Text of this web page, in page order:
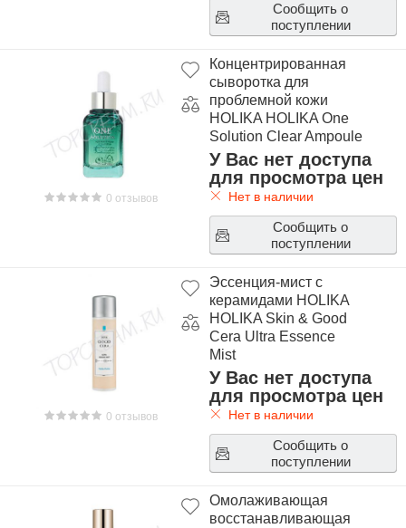
Сообщить о
поступлении
0 отзывов
Концентрированная
сыворотка для
проблемной кожи
HOLIKA HOLIKA One
Solution Clear Ampoule
У Вас нет доступа
для просмотра цен
Нет в наличии
Сообщить о
поступлении
0 отзывов
Эссенция-мист с
керамидами HOLIKA
HOLIKA Skin & Good
Cera Ultra Essence
Mist
У Вас нет доступа
для просмотра цен
Нет в наличии
Сообщить о
поступлении
Омолаживающая
восстанавливающая